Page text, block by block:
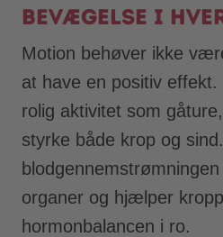
Bevægelse i
Motion behøver ikke
at have en positiv
rolig aktivitet som
styrke både krop og
organer og hjælper
hormonbalancen i ro.